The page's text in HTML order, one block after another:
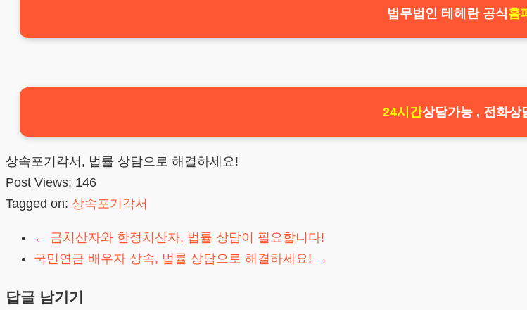
법무법인 테헤란 공식홈
24시간상담가능 , 전화상
상속포기각서, 법률 상담으로 해결하세요!
Post Views: 146
Tagged on: 상속포기각서
← 금치산자와 한정치산자, 법률 상담이 필요합니다!
국민연금 배우자 상속, 법률 상담으로 해결하세요! →
답글 남기기